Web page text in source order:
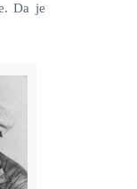
Da je